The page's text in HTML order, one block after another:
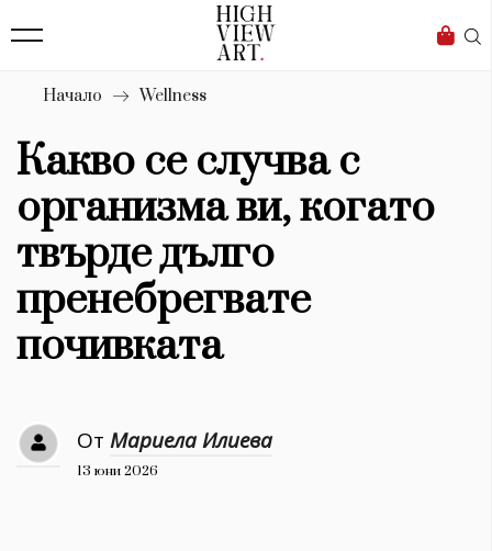
Бизнес
Мода
Dialogue
Изкуство
4340
Красота
777
Книги 1188
Начало Wellness
Какво се случва с
организма ви, когато
твърде дълго
пренебрегвате
почивката
От Мариела Илиева
13 юни 2026